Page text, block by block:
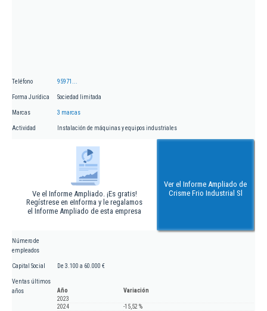
Teléfono 95971...
Forma Jurídica Sociedad limitada
Marcas 3 marcas
Actividad Instalación de máquinas y equipos industriales
Ve el Informe Ampliado. ¡Es gratis!
Regístrese en eInforma y le regalamos
el Informe Ampliado de esta empresa
Ver el Informe Ampliado de
Crisme Frio Industrial Sl
Número de
empleados
Capital Social De 3.100 a 60.000 €
Ventas últimos
años
Año
Variación
2023
2024
-15,52 %